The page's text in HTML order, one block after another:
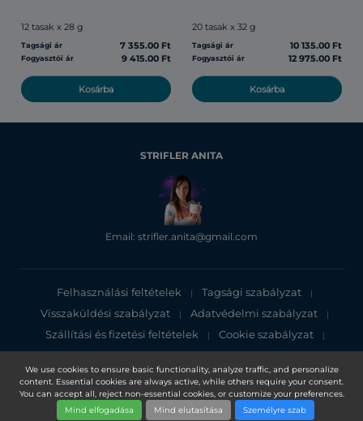
We use cookies to ensure basic functionality, analyze traffic, and personalize
content. Essential cookies are always active, while others require your consent.
You can accept all, reject non-essential cookies, or customize your preferences.
Mind elfogadása
Mind elutasítása Személyre szab
12 tasak x 28 g
Tagsági ár 7 355.00 Ft
Fogyasztói ár 9 415.00 Ft
Kosárba
20 tasak x 32 g
Tagsági ár 10 135.00 Ft
Fogyasztói ár 12 975.00 Ft
Kosárba
STRIFLER ANITA
Email: strifler.anita@gmail.com
Felhasználási feltételek | Tagsági szabályzat |
Visszaküldési szabályzat | Adatvédelmi szabályzat |
Szállítási és fizetési feltételek | Cookie szabályzat |
Adatvédelmi tájékoztató
Copyright 2025, DXN Holdings Bhd. 199501033918 (363120-V)